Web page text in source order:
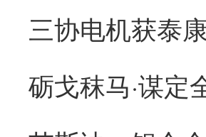
砺戈秣马·谋定